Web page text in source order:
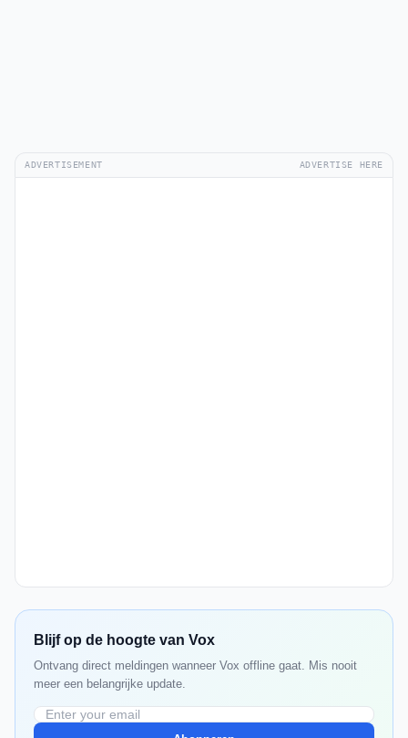
ADVERTISEMENT ADVERTISE HERE
Blijf op de hoogte van Vox
Ontvang direct meldingen wanneer Vox offline gaat. Mis nooit
meer een belangrijke update.